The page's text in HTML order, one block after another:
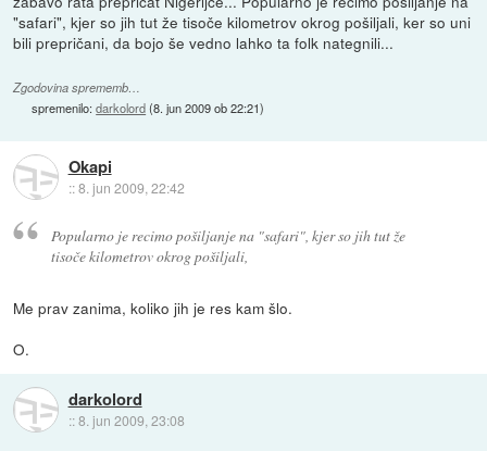
"safari", kjer so jih tut že tisoče kilometrov okrog pošiljali, ker so uni
bili prepričani, da bojo še vedno lahko ta folk nategnili...
Zgodovina sprememb…
spremenilo:darkolord(8. jun 2009 ob 22:21)
Okapi
::8. jun 2009, 22:42
Popularno je recimo pošiljanje na "safari", kjer so jih tut že
tisoče kilometrov okrog pošiljali,
Me prav zanima, koliko jih je res kam šlo.
O.
darkolord
::8. jun 2009, 23:08